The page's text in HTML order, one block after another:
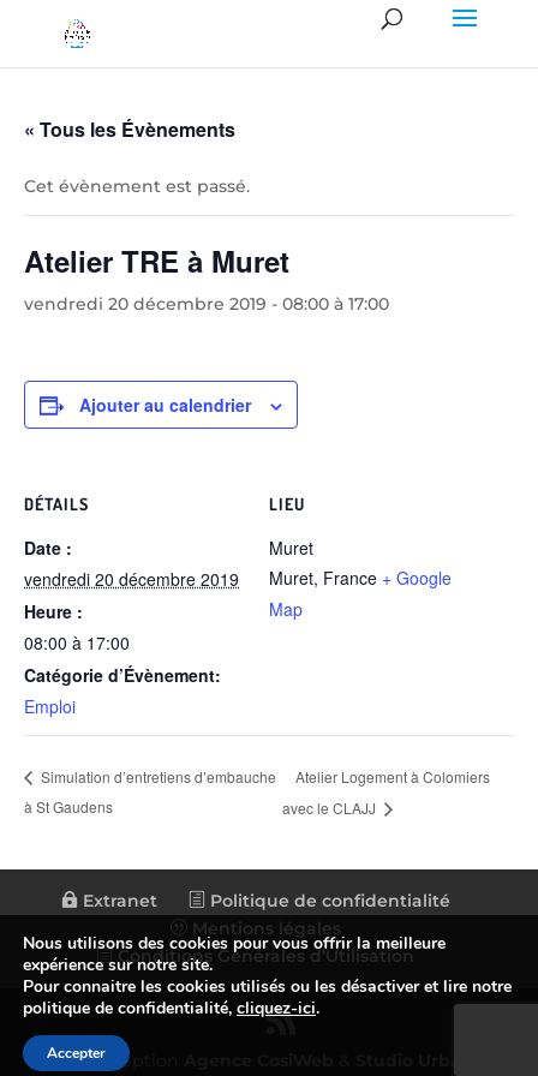
« Tous les Évènements
Cet évènement est passé.
Atelier TRE à Muret
vendredi 20 décembre 2019 - 08:00 à 17:00
Ajouter au calendrier
DÉTAILS
Date :
vendredi 20 décembre 2019
Heure :
08:00 à 17:00
Catégorie d’Évènement:
Emploi
LIEU
Muret
Muret, France + Google
Map
Simulation d’entretiens d’embauche
à St Gaudens
Atelier Logement à Colomiers
avec le CLAJJ
Extranet
Politique de confidentialité
Mentions légales
Conditions Générales d’Utilisation
© Conception
Nous utilisons des cookies pour vous offrir la meilleure
expérience sur notre site.
Pour connaitre les cookies utilisés ou les désactiver et lire notre
politique de confidentialité, cliquez-ici.
Accepter